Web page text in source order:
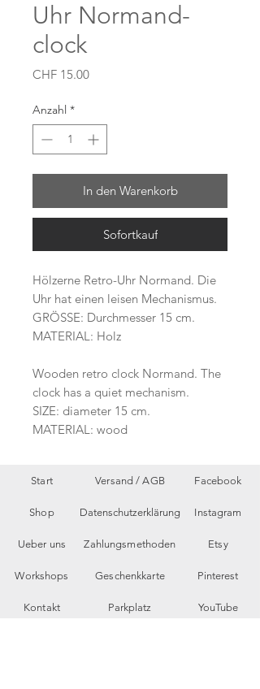
Uhr Normand-
clock
CHF 15.00Preis
Anzahl *
In den Warenkorb
Sofortkauf
Hölzerne Retro-Uhr Normand. Die
Uhr hat einen leisen Mechanismus.
GRÖSSE: Durchmesser 15 cm.
MATERIAL: Holz
Wooden retro clock Normand. The
clock has a quiet mechanism.
SIZE: diameter 15 cm.
MATERIAL: wood
Start
Shop
Ueber uns
Workshops
Kontakt
Versand /AGB
Datenschutzerklärung
Zahlungsmethoden
Geschenkkarte
Parkplatz
Facebook
Instagram
Etsy
Pinterest
YouTube